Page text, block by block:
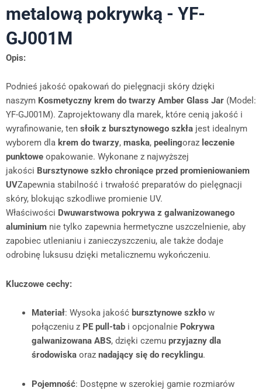
metalową pokrywką - YF-
GJ001M
Opis:
Podnieś jakość opakowań do pielęgnacji skóry dzięki
naszym Kosmetyczny krem do twarzy Amber Glass Jar (Model:
YF-GJ001M). Zaprojektowany dla marek, które cenią jakość i
wyrafinowanie, ten słoik z bursztynowego szkła jest idealnym
wyborem dla krem do twarzy, maska, peelingoraz leczenie
punktowe opakowanie. Wykonane z najwyższej
jakości Bursztynowe szkło chroniące przed promieniowaniem
UVZapewnia stabilność i trwałość preparatów do pielęgnacji
skóry, blokując szkodliwe promienie UV.
Właściwości Dwuwarstwowa pokrywa z galwanizowanego
aluminium nie tylko zapewnia hermetyczne uszczelnienie, aby
zapobiec utlenianiu i zanieczyszczeniu, ale także dodaje
odrobinę luksusu dzięki metalicznemu wykończeniu.
Kluczowe cechy:
Materiał: Wysoka jakość bursztynowe szkłow
połączeniu z PE pull-tabi opcjonalnie Pokrywa
galwanizowana ABS, dzięki czemu przyjazny dla
środowiskaoraz nadający się do recyklingu.
Pojemność: Dostępne w szerokiej gamie rozmiarów